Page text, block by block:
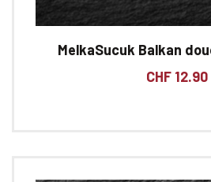
MelkaSucuk Balkan
CHF 12.90